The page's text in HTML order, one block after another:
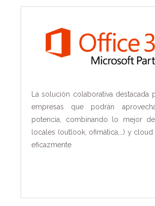
La solución colaborativa destacada
empresas que podrán
potencia, combinando lo mejor
locales (outlook, ofimática,…) y cloud
eficazmente